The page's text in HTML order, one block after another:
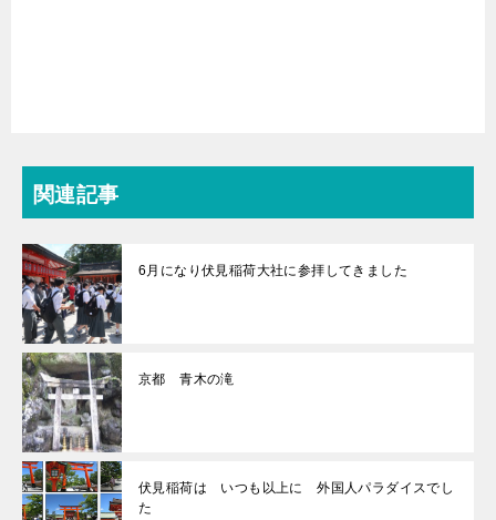
関連記事
6月になり伏見稲荷大社に参拝してきました
京都 青木の滝
伏見稲荷は いつも以上に 外国人パラダイスでし
た